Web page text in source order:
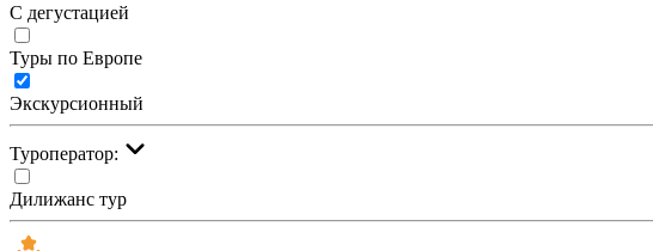
С дегустацией
Туры по Европе
Экскурсионный
Туроператор:
Дилижанс тур